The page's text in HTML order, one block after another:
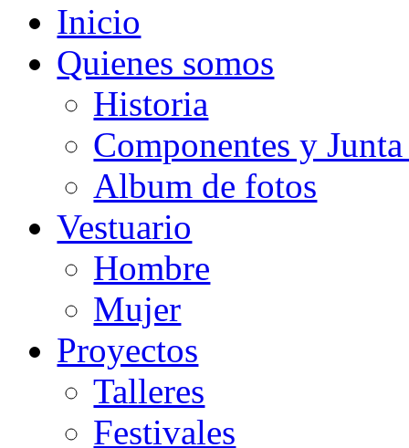
Inicio
Quienes somos
Historia
Componentes y
Album de fotos
Vestuario
Hombre
Mujer
Proyectos
Talleres
Festivales